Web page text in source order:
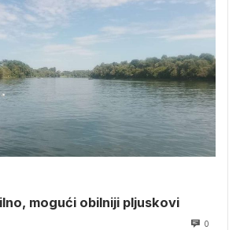
mogući obilniji pljuskovi
0